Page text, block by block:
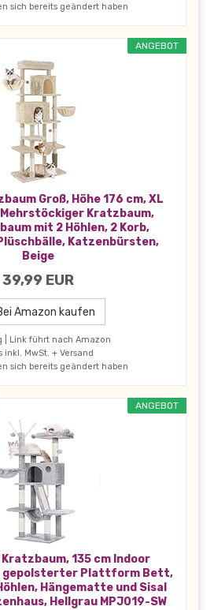
sich bereits geändert haben
ANGEBOT
Groß, Höhe 176 cm, XL
Kratzbaum,
mit 2 Höhlen, 2 Korb,
Katzenbürsten,
Beige
39,99 EUR
Amazon kaufen
| Link führt nach Amazon
inkl. MwSt. + Versand
sich bereits geändert haben
ANGEBOT
135 cm Indoor
gepolsterter Plattform Bett,
Hängematte und Sisal
Hellgrau MPJ019-SW